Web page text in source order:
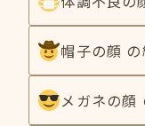
帽子の顔
メガネの顔